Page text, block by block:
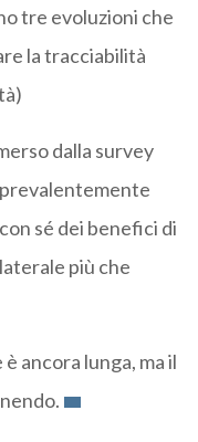
tre evoluzioni che
la tracciabilità
dalla survey
prevalentemente
sé dei benefici di
più che
ancora lunga, ma il